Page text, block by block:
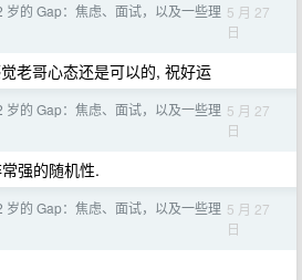
岁的 Gap：焦虑、面试，以及一些理 5 月 27
日
老哥心态还是可以的, 祝好运
岁的 Gap：焦虑、面试，以及一些理 5 月 27
日
强的随机性.
岁的 Gap：焦虑、面试，以及一些理 5 月 27
日